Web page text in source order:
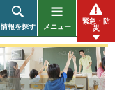
情報を探す メニュー
緊急・防
災